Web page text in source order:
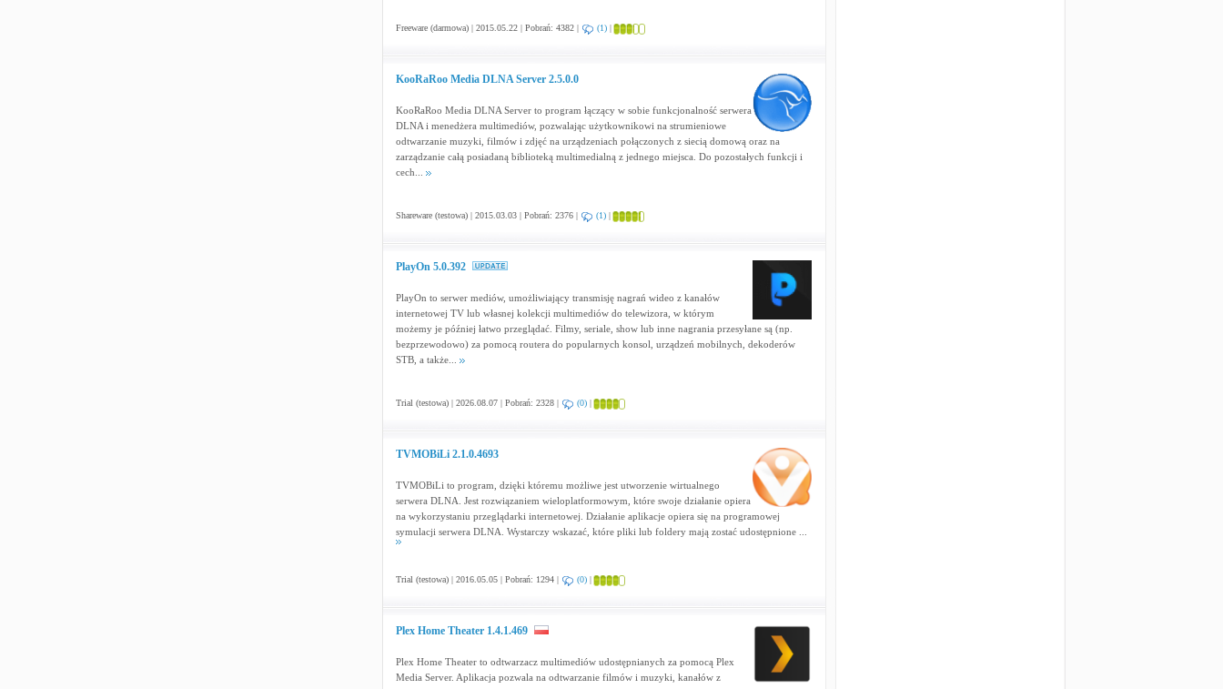
Freeware (darmowa) | 2015.05.22 | Pobrań: 4382 | (1)|
KooRaRoo Media DLNA Server 2.5.0.0
KooRaRoo Media DLNA Server to program łączący w sobie funkcjonalność serwera
DLNA i menedżera multimediów, pozwalając użytkownikowi na strumieniowe
odtwarzanie muzyki, filmów i zdjęć na urządzeniach połączonych z siecią domową oraz na
zarządzanie całą posiadaną biblioteką multimedialną z jednego miejsca. Do pozostałych funkcji i
cech...
Shareware (testowa) | 2015.03.03 | Pobrań: 2376 | (1)|
PlayOn 5.0.392
PlayOn to serwer mediów, umożliwiający transmisję nagrań wideo z kanałów
internetowej TV lub własnej kolekcji multimediów do telewizora, w którym
możemy je później łatwo przeglądać. Filmy, seriale, show lub inne nagrania przesyłane są (np.
bezprzewodowo) za pomocą routera do popularnych konsol, urządzeń mobilnych, dekoderów
STB, a także...
Trial (testowa) | 2026.08.07 | Pobrań: 2328 | (0)|
TVMOBiLi 2.1.0.4693
TVMOBiLi to program, dzięki któremu możliwe jest utworzenie wirtualnego
serwera DLNA. Jest rozwiązaniem wieloplatformowym, które swoje działanie opiera
na wykorzystaniu przeglądarki internetowej. Działanie aplikacje opiera się na programowej
symulacji serwera DLNA. Wystarczy wskazać, które pliki lub foldery mają zostać udostępnione ...
Trial (testowa) | 2016.05.05 | Pobrań: 1294 | (0)|
Plex Home Theater 1.4.1.469
Plex Home Theater to odtwarzacz multimediów udostępnianych za pomocą Plex
Media Server. Aplikacja pozwala na odtwarzanie filmów i muzyki, kanałów z